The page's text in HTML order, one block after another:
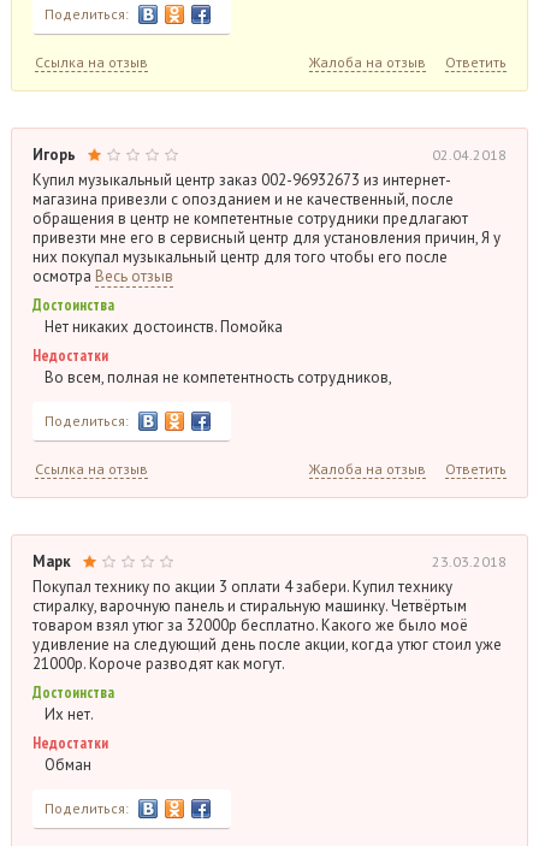
Поделиться:
Ссылка на отзыв Жалоба на отзыв Ответить
Игорь 02.04.2018
Купил музыкальный центр заказ 002-96932673 из интернет-
магазина привезли с опозданием и не качественный, после
обращения в центр не компетентные сотрудники предлагают
привезти мне его в сервисный центр для установления причин, Я у
них покупал музыкальный центр для того чтобы его после
осмотра Весь отзыв
Достоинства
Нет никаких достоинств. Помойка
Недостатки
Во всем, полная не компетентность сотрудников,
Поделиться:
Ссылка на отзыв Жалоба на отзыв Ответить
Марк 23.03.2018
Покупал технику по акции 3 оплати 4 забери. Купил технику
стиралку, варочную панель и стиральную машинку. Четвёртым
товаром взял утюг за 32000р бесплатно. Какого же было моё
удивление на следующий день после акции, когда утюг стоил уже
21000р. Короче разводят как могут.
Достоинства
Их нет.
Недостатки
Обман
Поделиться: